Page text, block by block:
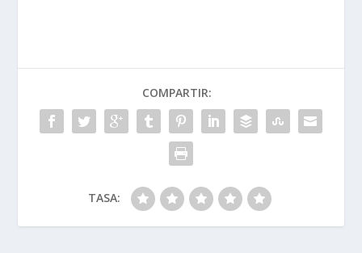
COMPARTIR:
TASA: